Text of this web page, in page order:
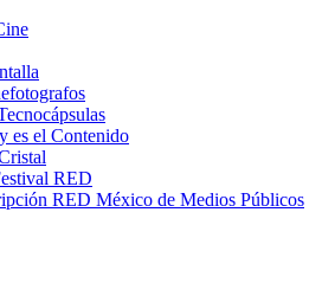
es el Contenido
RED
RED México de Medios Públicos